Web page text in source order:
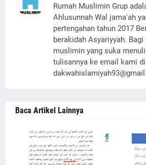
Rumah Muslimin Grup
Ahlusunnah Wal jama'ah
pertengahan tahun 2017
berakidah Asyariyyah.
muslimin yang suka
tulisannya ke email kami di
Baca Artikel Lainnya